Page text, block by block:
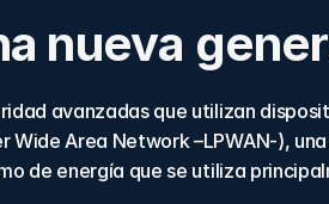
nueva
avanzadas que utilizan
Wide Area Network –LPWAN-),
de energía que se utiliza